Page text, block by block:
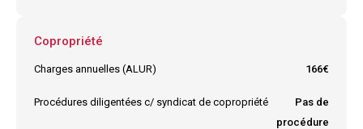
Copropriété
Charges annuelles (ALUR) 166€
Procédures diligentées c/ syndicat de copropriété
Pas de
procédure